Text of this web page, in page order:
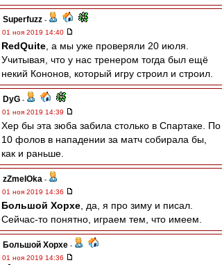
Superfuzz -
01 ноя 2019 14:40
RedQuite , а мы уже проверяли 20 июля.
Учитывая, что у нас тренером тогда был ещё
некий Кононов, который игру строил и строил.
DyG -
01 ноя 2019 14:39
Хер бы эта зюба забила столько в Спартаке. По
10 фолов в нападении за матч собирала бы,
как и раньше.
zZmeIOka -
01 ноя 2019 14:36
Большой Хорхе , да, я про зиму и писал.
Сейчас-то понятно, играем тем, что имеем.
Большой Хорхе -
01 ноя 2019 14:36